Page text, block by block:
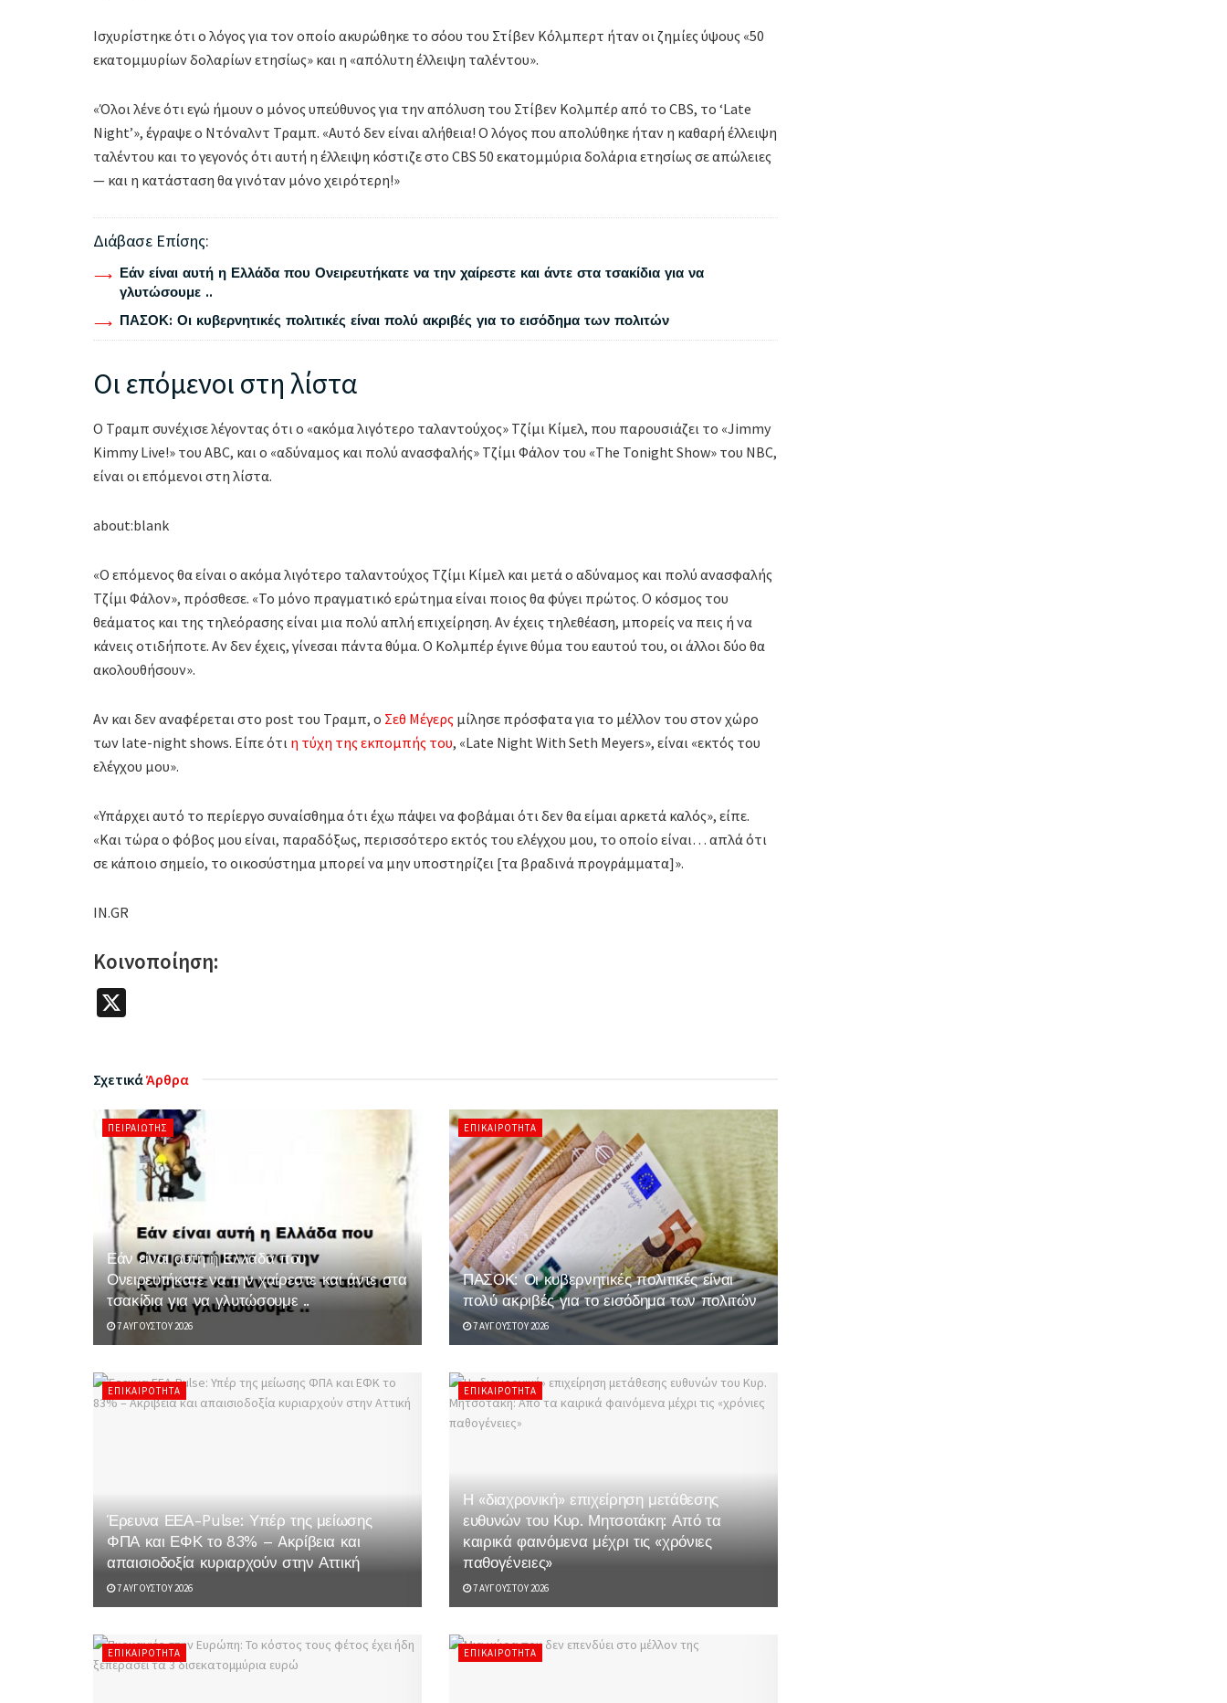
Ισχυρίστηκε ότι ο λόγος για τον οποίο ακυρώθηκε το σόου του Στίβεν Κόλμπερτ ήταν οι ζημίες ύψους «50
εκατομμυρίων δολαρίων ετησίως» και η «απόλυτη έλλειψη ταλέντου».
«Όλοι λένε ότι εγώ ήμουν ο μόνος υπεύθυνος για την απόλυση του Στίβεν Κολμπέρ από το CBS, το ‘Late
Night’», έγραψε ο Ντόναλντ Τραμπ. «Αυτό δεν είναι αλήθεια! Ο λόγος που απολύθηκε ήταν η καθαρή έλλειψη
ταλέντου και το γεγονός ότι αυτή η έλλειψη κόστιζε στο CBS 50 εκατομμύρια δολάρια ετησίως σε απώλειες
— και η κατάσταση θα γινόταν μόνο χειρότερη!»
Διάβασε Επίσης:
Εάν είναι αυτή η Ελλάδα που Ονειρευτήκατε να την χαίρεστε και άντε στα τσακίδια για να
γλυτώσουμε ..
ΠΑΣΟΚ: Οι κυβερνητικές πολιτικές είναι πολύ ακριβές για το εισόδημα των πολιτών
Οι επόμενοι στη λίστα
Ο Τραμπ συνέχισε λέγοντας ότι ο «ακόμα λιγότερο ταλαντούχος» Τζίμι Κίμελ, που παρουσιάζει το «Jimmy
Kimmy Live!» του ABC, και ο «αδύναμος και πολύ ανασφαλής» Τζίμι Φάλον του «The Tonight Show» του NBC,
είναι οι επόμενοι στη λίστα.
about:blank
«Ο επόμενος θα είναι ο ακόμα λιγότερο ταλαντούχος Τζίμι Κίμελ και μετά ο αδύναμος και πολύ ανασφαλής
Τζίμι Φάλον», πρόσθεσε. «Το μόνο πραγματικό ερώτημα είναι ποιος θα φύγει πρώτος. Ο κόσμος του
θεάματος και της τηλεόρασης είναι μια πολύ απλή επιχείρηση. Αν έχεις τηλεθέαση, μπορείς να πεις ή να
κάνεις οτιδήποτε. Αν δεν έχεις, γίνεσαι πάντα θύμα. Ο Κολμπέρ έγινε θύμα του εαυτού του, οι άλλοι δύο θα
ακολουθήσουν».
Αν και δεν αναφέρεται στο post του Τραμπ, ο Σεθ Μέγερς μίλησε πρόσφατα για το μέλλον του στον χώρο
των late-night shows. Είπε ότι η τύχη της εκπομπής του, «Late Night With Seth Meyers», είναι «εκτός του
ελέγχου μου».
«Υπάρχει αυτό το περίεργο συναίσθημα ότι έχω πάψει να φοβάμαι ότι δεν θα είμαι αρκετά καλός», είπε.
«Και τώρα ο φόβος μου είναι, παραδόξως, περισσότερο εκτός του ελέγχου μου, το οποίο είναι… απλά ότι
σε κάποιο σημείο, το οικοσύστημα μπορεί να μην υποστηρίζει [τα βραδινά προγράμματα]».
IN.GR
Κοινοποίηση:
ΣχετικάΆρθρα
ΠΕΙΡΑΙΏΤΗΣ
Εάν είναι αυτή η Ελλάδα που
Ονειρευτήκατε να την χαίρεστε και άντε στα
τσακίδια για να γλυτώσουμε ..
7 ΑΥΓΟΎΣΤΟΥ 2026
ΕΠΙΚΑΙΡΌΤΗΤΑ
ΠΑΣΟΚ: Οι κυβερνητικές πολιτικές είναι
πολύ ακριβές για το εισόδημα των πολιτών
7 ΑΥΓΟΎΣΤΟΥ 2026
ΕΠΙΚΑΙΡΌΤΗΤΑ
Έρευνα ΕΕΑ-Pulse: Υπέρ της μείωσης
ΦΠΑ και ΕΦΚ το 83% – Aκρίβεια και
απαισιοδοξία κυριαρχούν στην Αττική
7 ΑΥΓΟΎΣΤΟΥ 2026
ΕΠΙΚΑΙΡΌΤΗΤΑ
Η «διαχρονική» επιχείρηση μετάθεσης
ευθυνών του Κυρ. Μητσοτάκη: Από τα
καιρικά φαινόμενα μέχρι τις «χρόνιες
παθογένειες»
7 ΑΥΓΟΎΣΤΟΥ 2026
ΕΠΙΚΑΙΡΌΤΗΤΑ ΕΠΙΚΑΙΡΌΤΗΤΑ